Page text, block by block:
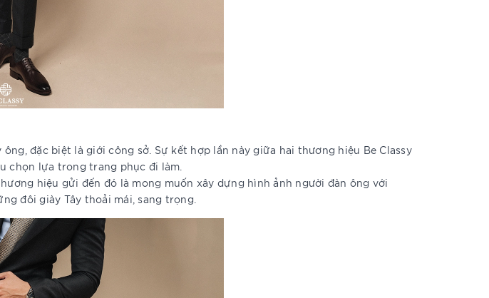
đặc biệt là giới công sở. Sự kết hợp lần này giữa hai thương hiệu Be Classy
chọn lựa trong trang phục đi làm.
hiệu gửi đến đó là mong muốn xây dựng hình ảnh người đàn ông với
đôi giày Tây thoải mái, sang trọng.